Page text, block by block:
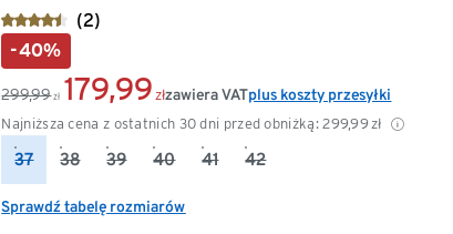
(2)
-40%
299,99 zł 179,99 zł
Najniższa cena z ostatnich 30 dni przed obniżką: 299,99zł
zawiera VATplus koszty przesyłki
37 38 39 40 41 42
Sprawdź tabelę rozmiarów